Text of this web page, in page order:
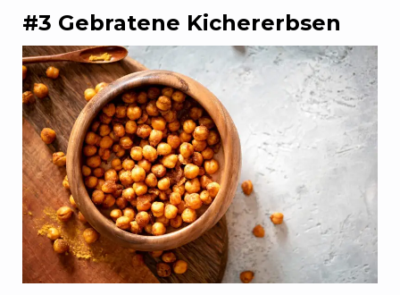
#3 Gebratene Kichererbsen